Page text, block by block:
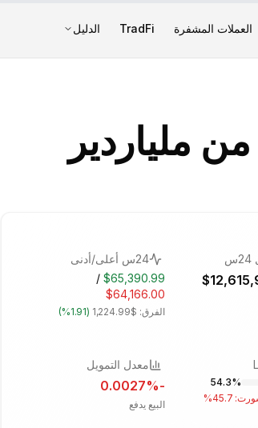
العملات المشفرة TradFi الدليل
من ملياردير
24س أعلى/أدنى
$65,390.99
/
$64,166.00
الفرق: $1,224.99
(
1.91%
)
54.3%
45.7
%
معدل التمويل
-0.0027
%
البيع يدفع